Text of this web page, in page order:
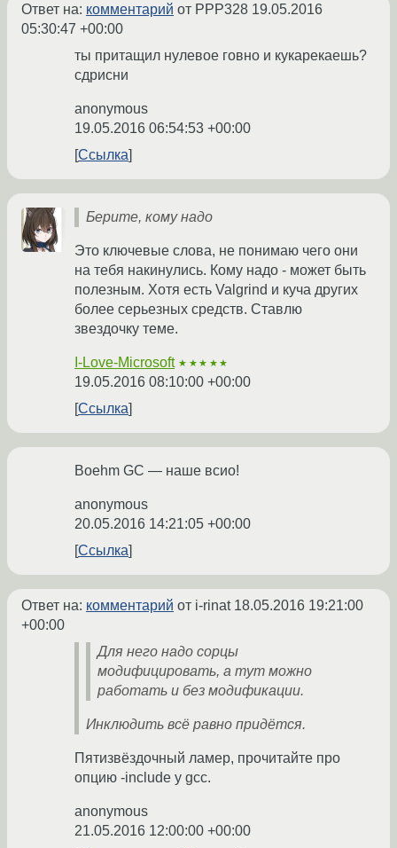
Ответ на: комментарий от PPP328 19.05.2016
05:30:47 +00:00
ты притащил нулевое говно и кукарекаешь?
сдрисни
anonymous
19.05.2016 06:54:53 +00:00
Ссылка
Берите, кому надо
Это ключевые слова, не понимаю чего они
на тебя накинулись. Кому надо - может быть
полезным. Хотя есть Valgrind и куча других
более серьезных средств. Ставлю
звездочку теме.
I-Love-Microsoft ★★★★★
19.05.2016 08:10:00 +00:00
Ссылка
Boehm GC — наше всио!
anonymous
20.05.2016 14:21:05 +00:00
Ссылка
Ответ на: комментарий от i-rinat 18.05.2016 19:21:00
+00:00
Для него надо сорцы
модифицировать, а тут можно
работать и без модификации.
Инклюдить всё равно придётся.
Пятизвёздочный ламер, прочитайте про
опцию -include у gcc.
anonymous
21.05.2016 12:00:00 +00:00